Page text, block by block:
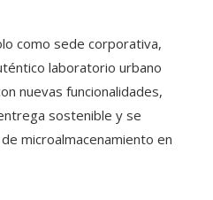
como sede corporativa,
laboratorio urbano
nuevas funcionalidades,
sostenible y se
microalmacenamiento en